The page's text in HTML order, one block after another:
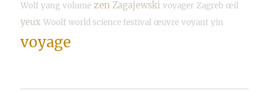
Wolf yang volume zen Zagajewski voyager Zagreb œil
yeux Woolf world science festival œuvre voyant yin
voyage